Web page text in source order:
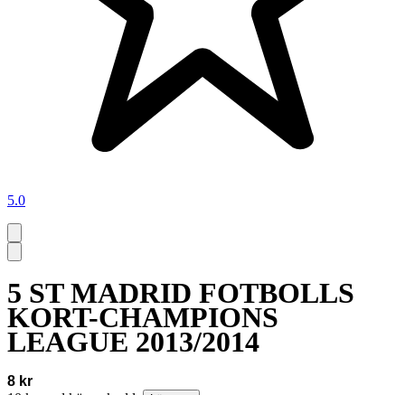
5.0
5 ST MADRID FOTBOLLS
KORT-CHAMPIONS
LEAGUE 2013/2014
8 kr